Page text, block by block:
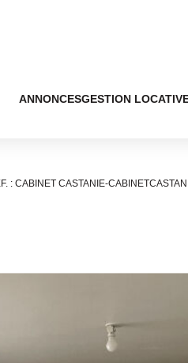
ANNONCESGESTION
: CABINET CASTANIE-